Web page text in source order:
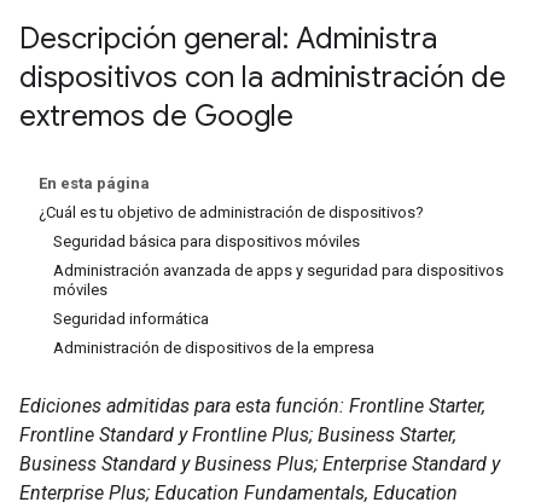
Descripción general: Administra
dispositivos con la administración de
extremos de Google
En esta página
¿Cuál es tu objetivo de administración de dispositivos?
Seguridad básica para dispositivos móviles
Administración avanzada de apps y seguridad para dispositivos
móviles
Seguridad informática
Administración de dispositivos de la empresa
Ediciones admitidas para esta función: Frontline Starter,
Frontline Standard y Frontline Plus; Business Starter,
Business Standard y Business Plus; Enterprise Standard y
Enterprise Plus; Education Fundamentals, Education